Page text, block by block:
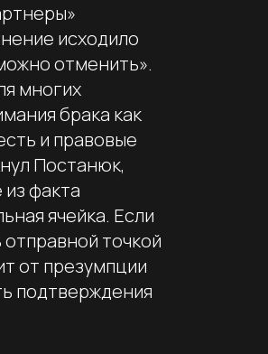
исходило
отменить».
многих
брака как
и правовые
Постанюк,
факта
ячейка. Если
точкой
от презумпции
подтверждения